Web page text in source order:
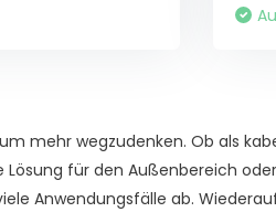
mehr wegzudenken. Ob als
für den Außenbereich
Anwendungsfälle ab.